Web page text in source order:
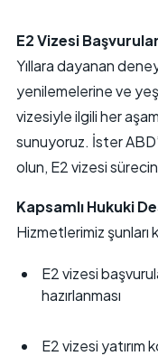
E2 Vizesi
Yıllara dayanan
yenilemelerine ve
vizesiyle ilgili her
sunuyoruz. İster
olun, E2 vizesi
Kapsamlı Hukuki
Hizmetlerimiz şunları
E2 vizesi
hazırlanması
E2 vizesi yatırım